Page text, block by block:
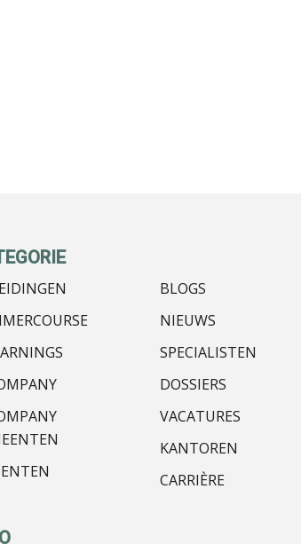
BLOGS
NIEUWS
SPECIALISTEN
DOSSIERS
VACATURES
KANTOREN
CARRIÈRE